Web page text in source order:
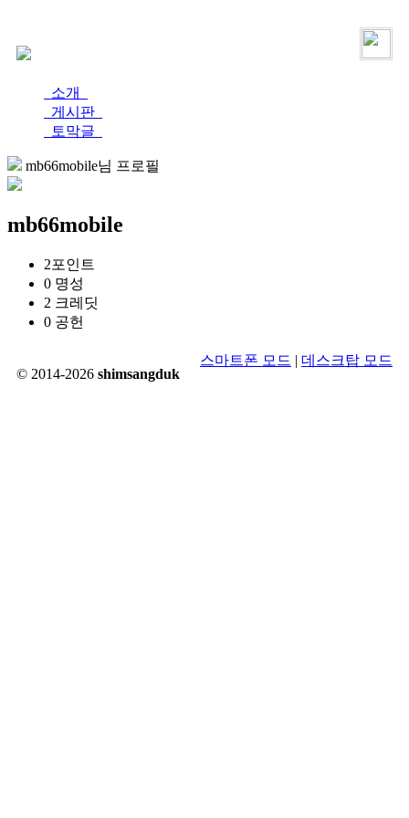
소개
게시판
토막글
mb66mobile님 프로필
mb66mobile
2포인트
0 명성
2 크레딧
0 공헌
© 2014-2026 shimsangduk
스마트폰 모드 | 데스크탑 모드